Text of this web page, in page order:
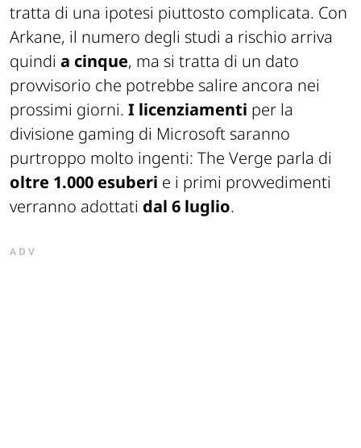
tratta di una ipotesi piuttosto complicata. Con
Arkane, il numero degli studi a rischio arriva
quindi a cinque, ma si tratta di un dato
provvisorio che potrebbe salire ancora nei
prossimi giorni. I licenziamenti per la
divisione gaming di Microsoft saranno
purtroppo molto ingenti: The Verge parla di
oltre 1.000 esuberi e i primi provvedimenti
verranno adottati dal 6 luglio.
ADV